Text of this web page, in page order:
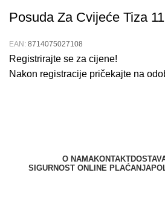
Skladištenje:Kada nije u
Prikaži više
Posuda Za Cvijeće Tiza
EAN: 8714075027108
Registrirajte se za cijene!
Nakon registracije pričekajte na
O NAMAKONTAKT
SIGURNOST ONLINE PLAĆANJA